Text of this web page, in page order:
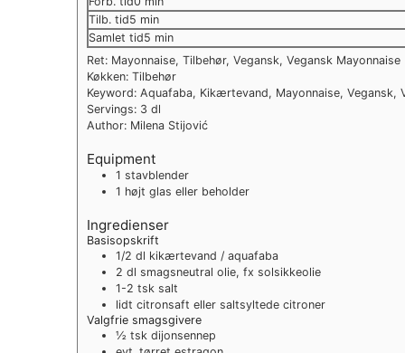
Tilb. tid5 minutter
min
Samlet tid5 minutter
min
Ret: Mayonnaise, Tilbehør, Vegansk, Vegansk Mayonnaise
Køkken: Tilbehør
Keyword: Aquafaba, Kikærtevand, Mayonnaise, Vegansk,
Servings: 3 dl
Author: Milena Stijović
Equipment
1 stavblender
1 højt glas eller beholder
Ingredienser
Basisopskrift
1/2 dl kikærtevand / aquafaba
2 dl smagsneutral olie, fx solsikkeolie
1-2 tsk salt
lidt citronsaft eller saltsyltede citroner
Valgfrie smagsgivere
½ tsk dijonsennep